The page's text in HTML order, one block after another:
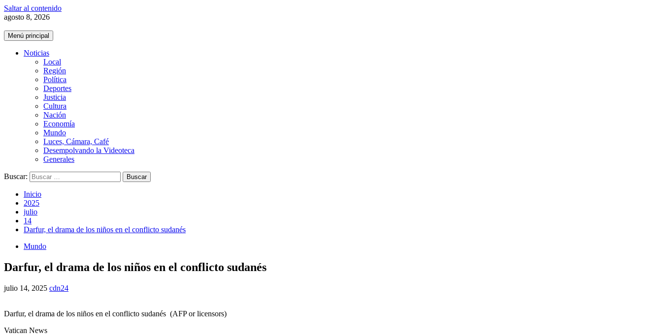
Saltar al contenido
agosto 8, 2026
Menú principal
Noticias
Local
Región
Política
Deportes
Justicia
Cultura
Nación
Economía
Mundo
Luces, Cámara, Café
Desempolvando la Videoteca
Generales
Buscar:
Inicio
2025
julio
14
Darfur, el drama de los niños en el conflicto sudanés
Mundo
Darfur, el drama de los niños en el conflicto sudanés
julio 14, 2025 cdn24
Darfur, el drama de los niños en el conflicto sudanés (AFP or licensors)
Vatican News